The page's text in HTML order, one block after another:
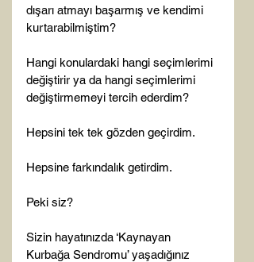
dışarı atmayı başarmış ve kendimi
kurtarabilmiştim?
Hangi konulardaki hangi seçimlerimi
değiştirir ya da hangi seçimlerimi
değiştirmemeyi tercih ederdim?
Hepsini tek tek gözden geçirdim.
Hepsine farkındalık getirdim.
Peki siz?
Sizin hayatınızda ‘Kaynayan
Kurbağa Sendromu’ yaşadığınız